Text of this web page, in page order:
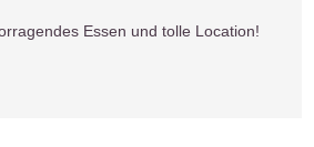
Essen und tolle Location!